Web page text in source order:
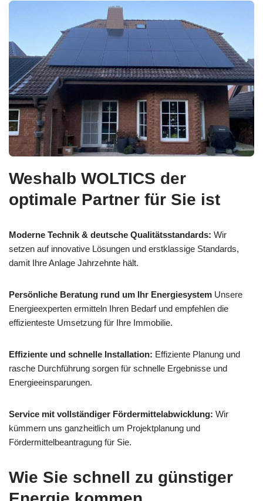
Weshalb WOLTICS der
optimale Partner für Sie ist
Moderne Technik & deutsche Qualitätsstandards: Wir
setzen auf innovative Lösungen und erstklassige Standards,
damit Ihre Anlage Jahrzehnte hält.
Persönliche Beratung rund um Ihr Energiesystem Unsere
Energieexperten ermitteln Ihren Bedarf und empfehlen die
effizienteste Umsetzung für Ihre Immobilie.
Effiziente und schnelle Installation: Effiziente Planung und
rasche Durchführung sorgen für schnelle Ergebnisse und
Energieeinsparungen.
Service mit vollständiger Fördermittelabwicklung: Wir
kümmern uns ganzheitlich um Projektplanung und
Fördermittelbeantragung für Sie.
Wie Sie schnell zu günstiger